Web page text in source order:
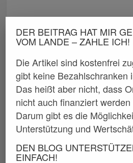
DER BEITRAG HAT MIR
VOM LANDE – ZAHLE ICH!
Die Artikel sind kostenfrei
gibt keine Bezahlschranken
Das heißt aber nicht, dass
nicht auch finanziert werden
Darum gibt es die
Unterstützung und
DEN BLOG
EINFACH!